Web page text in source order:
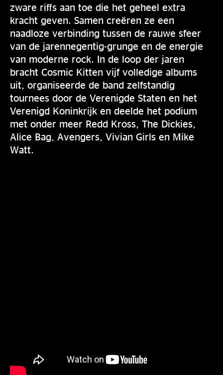
zware riffs aan toe die het geheel extra
kracht geven. Samen creëren ze een
naadloze verbinding tussen de rauwe sfeer
van de jarennegentig-grunge en de energie
van moderne rock. In de loop der jaren
bracht Cosmic Kitten vijf volledige albums
uit, organiseerde de band zelfstandig
tournees door de Verenigde Staten en het
Verenigd Koninkrijk en deelde het podium
met onder meer Redd Kross, The Dickies,
Alice Bag, Avengers, Vivian Girls en Mike
Watt.